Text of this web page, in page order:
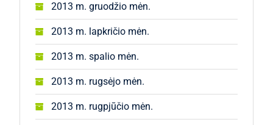
2013 m. gruodžio mėn.
2013 m. lapkričio mėn.
2013 m. spalio mėn.
2013 m. rugsėjo mėn.
2013 m. rugpjūčio mėn.